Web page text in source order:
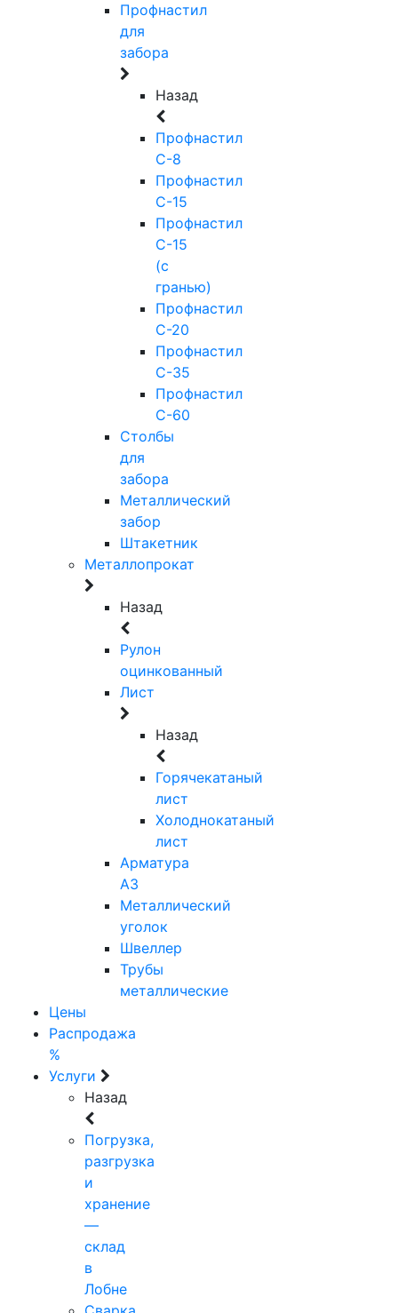
Профнастил
для
забора
Назад
Профнастил
С-8
Профнастил
С-15
Профнастил
С-15
(с
гранью)
Профнастил
С-20
Профнастил
С-35
Профнастил
С-60
Столбы
для
забора
Металлический
забор
Штакетник
Металлопрокат
Назад
Рулон
оцинкованный
Лист
Назад
Горячекатаный
лист
Холоднокатаный
лист
Арматура
А3
Металлический
уголок
Швеллер
Трубы
металлические
Цены
Распродажа
%
Услуги
Назад
Погрузка,
разгрузка
и
хранение
—
склад
в
Лобне